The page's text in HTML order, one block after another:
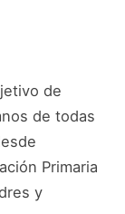
de
de todas
Primaria
y